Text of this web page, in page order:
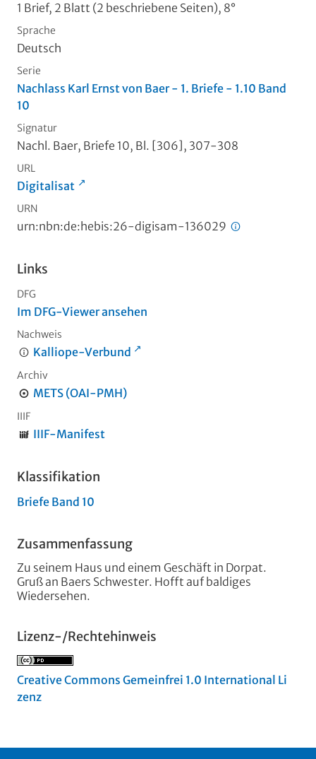
1 Brief, 2 Blatt (2 beschriebene Seiten), 8°
Sprache
Deutsch
Serie
Nachlass Karl Ernst von Baer - 1. Briefe - 1.10 Band
10
Signatur
Nachl. Baer, Briefe 10, Bl. [306], 307-308
URL
Digitalisat
URN
urn:nbn:de:hebis:26-digisam-136029
Links
DFG
Im DFG-Viewer ansehen
Nachweis
Kalliope-Verbund
Archiv
METS (OAI-PMH)
IIIF
IIIF-Manifest
Klassifikation
Briefe Band 10
Zusammenfassung
Zu seinem Haus und einem Geschäft in Dorpat.
Gruß an Baers Schwester. Hofft auf baldiges
Wiedersehen.
Lizenz-/Rechtehinweis
Creative Commons Gemeinfrei 1.0 International Li
zenz